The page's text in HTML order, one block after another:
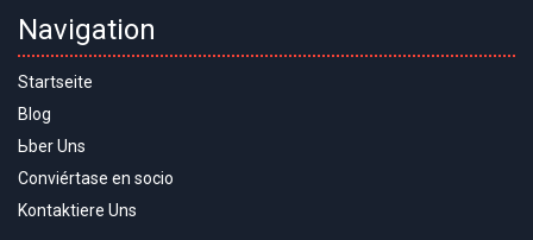
Navigation
Startseite
Blog
Ьber Uns
Conviértase en socio
Kontaktiere Uns